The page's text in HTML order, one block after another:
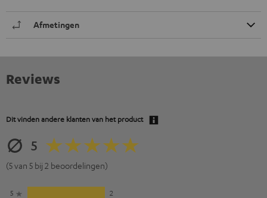
Afmetingen
Reviews
Dit vinden andere klanten van het product
5
(5 van 5 bij 2 beoordelingen)
5
2